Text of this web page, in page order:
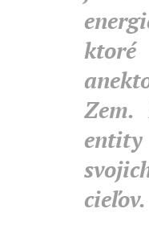
Zem.
cieľov.